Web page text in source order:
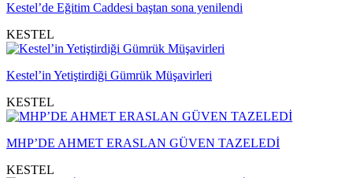
Kestel’de Eğitim Caddesi baştan sona yenilendi
KESTEL
Kestel’in Yetiştirdiği Gümrük Müşavirleri
KESTEL
MHP’DE AHMET ERASLAN GÜVEN TAZELEDİ
KESTEL